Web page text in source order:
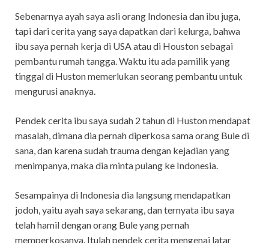
Sebenarnya ayah saya asli orang Indonesia dan ibu juga,
tapi dari cerita yang saya dapatkan dari kelurga, bahwa
ibu saya pernah kerja di USA atau di Houston sebagai
pembantu rumah tangga. Waktu itu ada pamilik yang
tinggal di Huston memerlukan seorang pembantu untuk
mengurusi anaknya.
Pendek cerita ibu saya sudah 2 tahun di Huston mendapat
masalah, dimana dia pernah diperkosa sama orang Bule di
sana, dan karena sudah trauma dengan kejadian yang
menimpanya, maka dia minta pulang ke Indonesia.
Sesampainya di Indonesia dia langsung mendapatkan
jodoh, yaitu ayah saya sekarang, dan ternyata ibu saya
telah hamil dengan orang Bule yang pernah
memperkosanya. Itulah pendek cerita mengenai latar